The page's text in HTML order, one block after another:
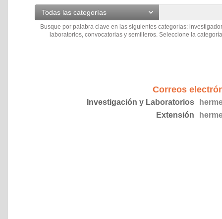
Todas las categorías
Busque por palabra clave en las siguientes categorías:
laboratorios, convocatorias y semilleros. Seleccione la
Correos
Investigación y Laboratorios
Extensión